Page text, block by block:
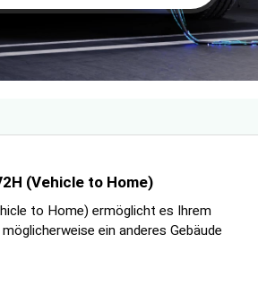
(Vehicle to Home)
to Home) ermöglicht es Ihrem
ein anderes Gebäude